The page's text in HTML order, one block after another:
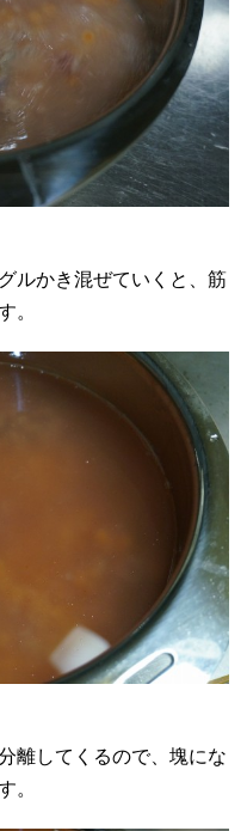
ルかき混ぜていくと、筋
。
離してくるので、塊にな
。